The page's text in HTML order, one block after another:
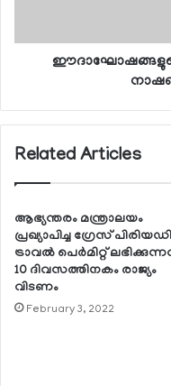
Related Articles
ആഭ്യന്തരം മന്ത്രാലയം
പ്രഖ്യാപിച്ച ഗ്രേസ്
ട്രാവല്‍ പെര്‍മിറ്റ്
10 ദിവസത്തിനകം രാജ്യം
വിടണം
February 3, 2022